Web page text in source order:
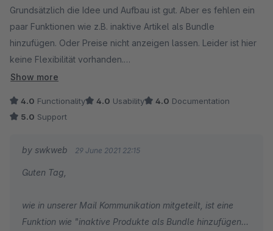
Grundsätzlich die Idee und Aufbau ist gut. Aber es fehlen ein
paar Funktionen wie z.B. inaktive Artikel als Bundle
hinzufügen. Oder Preise nicht anzeigen lassen. Leider ist hier
keine Flexibilität vorhanden.
Der Support ist sehr gut und sehr Hilfsbereit. Wenn man sich
mit dem Plugin beschäftigt, dann ist der Einsatz doch gut
Show more
4.0 Functionality 4.0 Usability 4.0 Documentation
5.0 Support
by swkweb 29 June 2021 22:15
Guten Tag,
wie in unserer Mail Kommunikation mitgeteilt, ist eine
Funktion wie "inaktive Produkte als Bundle hinzufügen",